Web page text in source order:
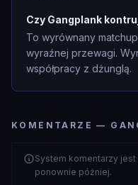
Czy Gangplank
To wyrównany
wyraźnej przewagi.
współpracy z dżunglą.
KOMENTARZE —
System komentarzy
ponownie później.